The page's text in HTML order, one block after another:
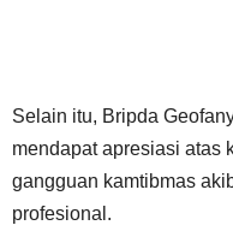
Selain itu, Bripda
mendapat apresiasi atas
gangguan kamtibmas
profesional.